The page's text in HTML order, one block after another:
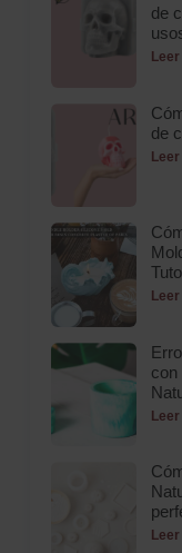
de
de
con